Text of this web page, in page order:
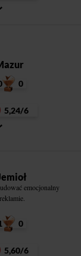
0
5,24/6
emocjonalny
0
5,60/6